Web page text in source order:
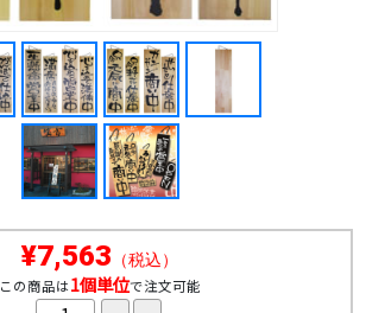
¥7,563 （税込）
この商品は1個単位で注文可能